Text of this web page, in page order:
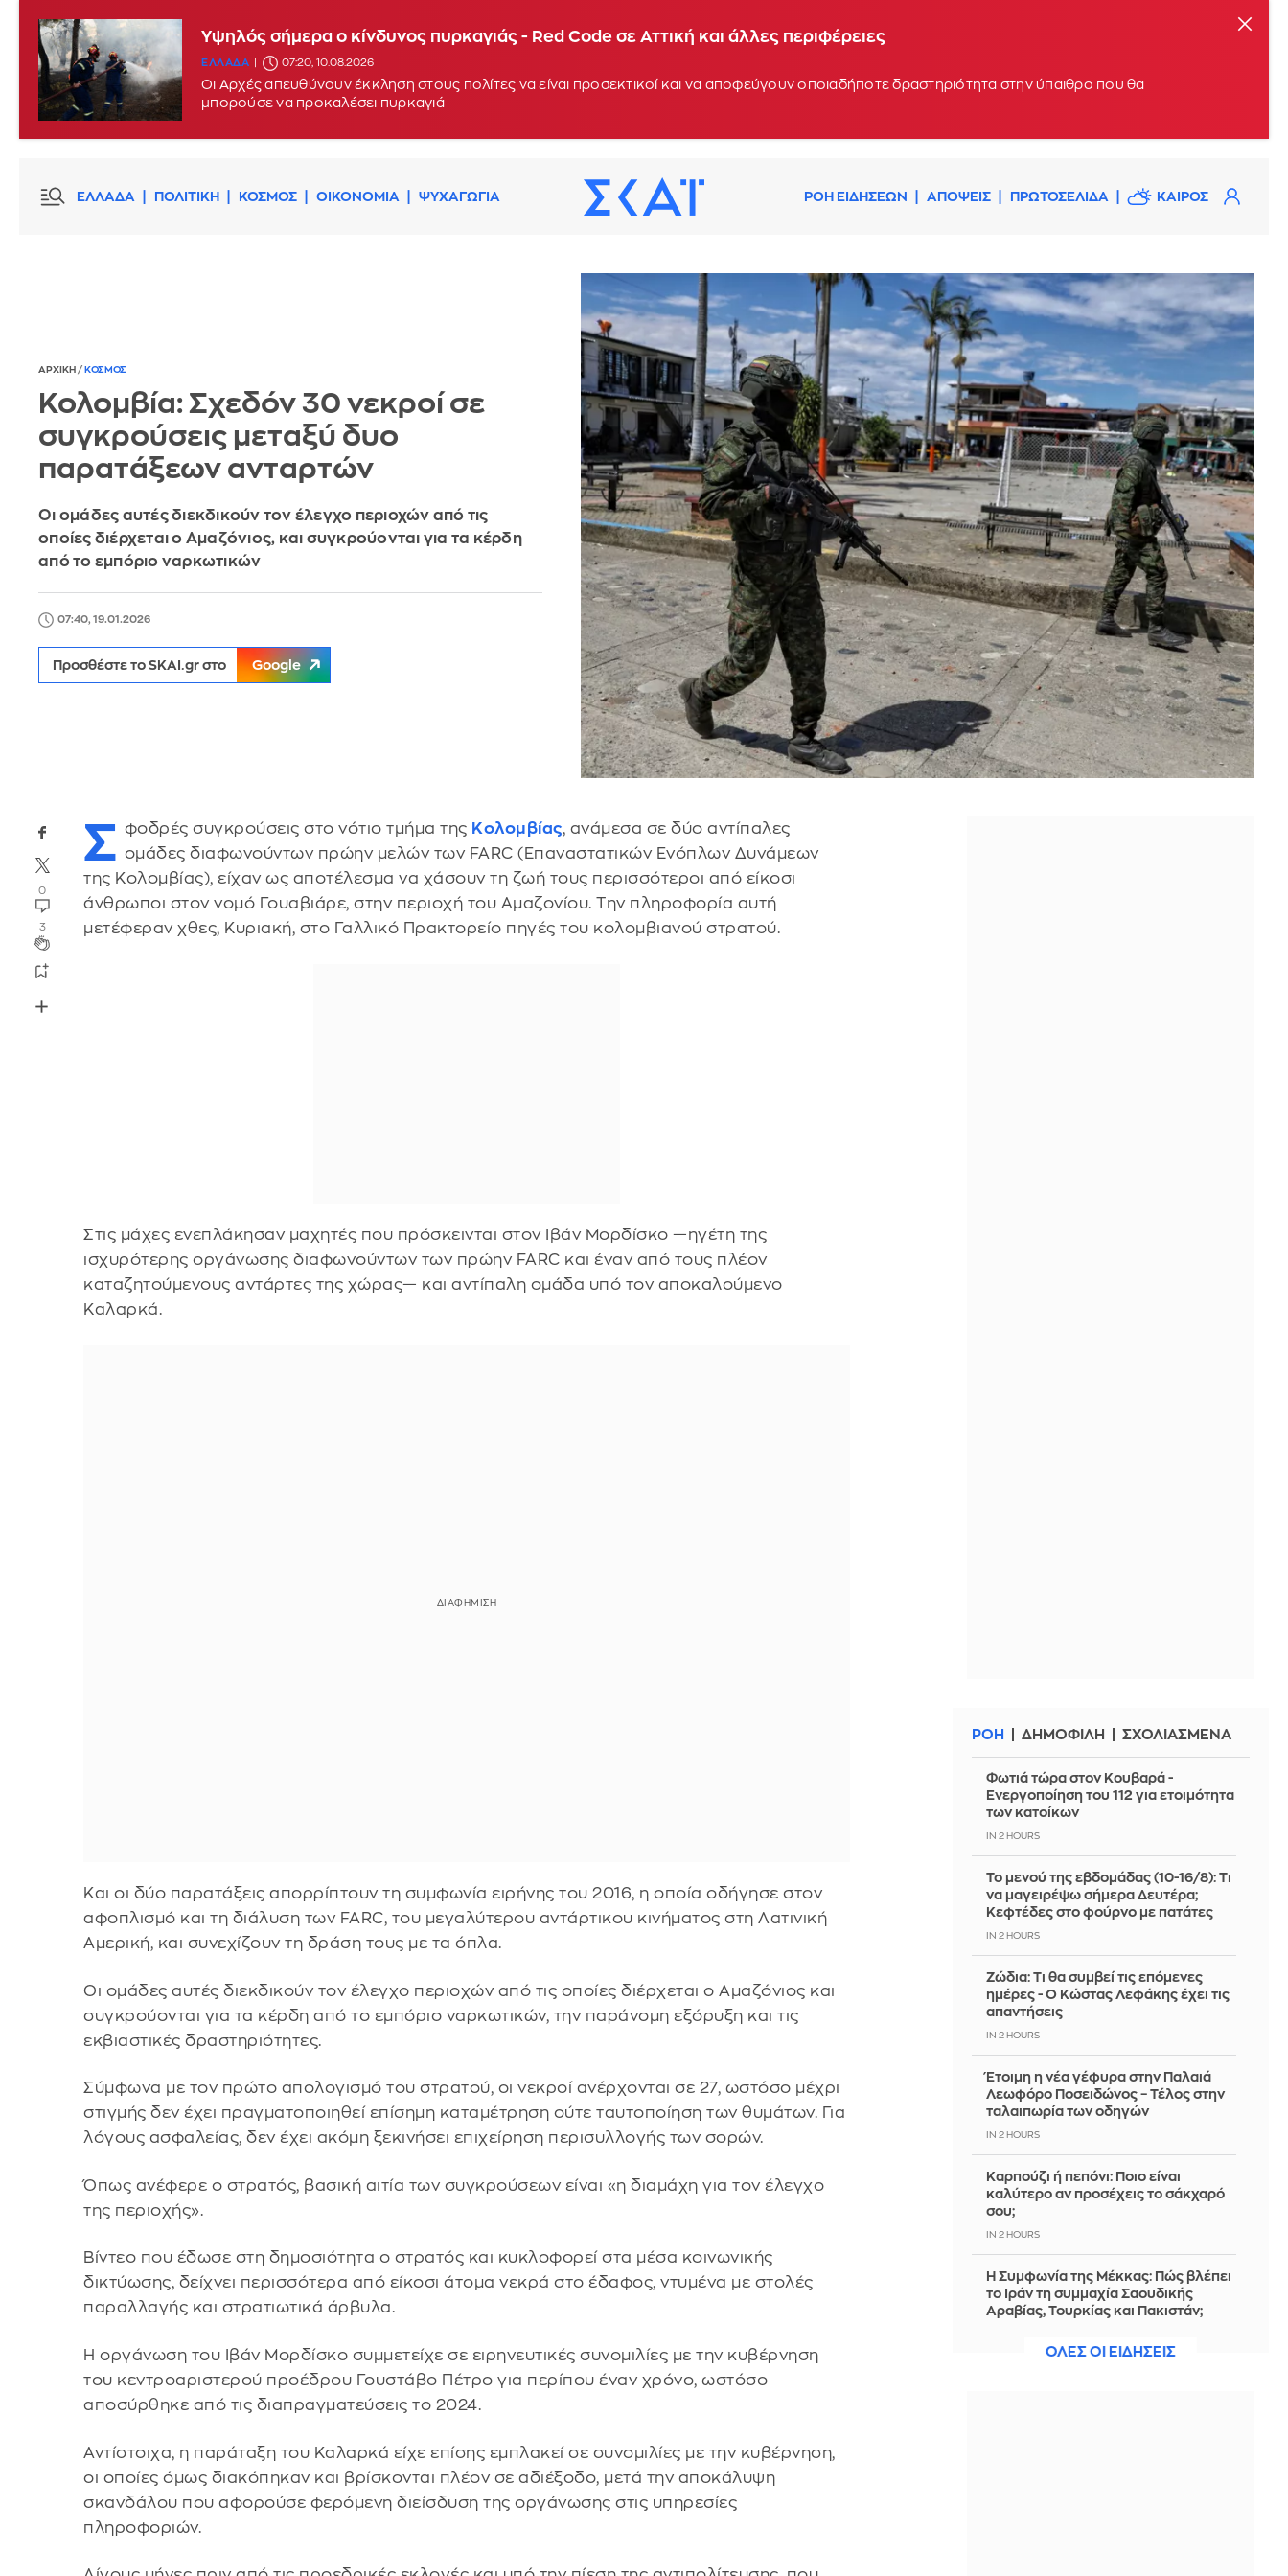
Υψηλός σήμερα ο κίνδυνος πυρκαγιάς - Red Code σε Αττική και άλλες περιφέρειες
ΕΛΛΑΔΑ 07:20, 10.08.2026
Οι Αρχές απευθύνουν έκκληση στους πολίτες να είναι προσεκτικοί και να αποφεύγουν οποιαδήποτε δραστηριότητα στην ύπαιθρο που θα
μπορούσε να προκαλέσει πυρκαγιά
ΕΛΛΑΔΑ ΠΟΛΙΤΙΚΗ ΚΟΣΜΟΣ ΟΙΚΟΝΟΜΙΑ ΨΥΧΑΓΩΓΙΑ ΡΟΗ ΕΙΔΗΣΕΩΝ ΑΠΟΨΕΙΣ ΠΡΩΤΟΣΕΛΙΔΑ ΚΑΙΡΟΣ
ΑΡΧΙΚΗ / ΚΟΣΜΟΣ
Κολομβία: Σχεδόν 30 νεκροί σε
συγκρούσεις μεταξύ δυο
παρατάξεων ανταρτών
Οι ομάδες αυτές διεκδικούν τον έλεγχο περιοχών από τις
οποίες διέρχεται ο Αμαζόνιος, και συγκρούονται για τα κέρδη
από το εμπόριο ναρκωτικών
07:40, 19.01.2026
Προσθέστε το SKAI.gr στο Google
0
3
Σ φοδρές συγκρούσεις στο νότιο τμήμα της Κολομβίας, ανάμεσα σε δύο αντίπαλες
ομάδες διαφωνούντων πρώην μελών των FARC (Επαναστατικών Ενόπλων Δυνάμεων
της Κολομβίας), είχαν ως αποτέλεσμα να χάσουν τη ζωή τους περισσότεροι από είκοσι
άνθρωποι στον νομό Γουαβιάρε, στην περιοχή του Αμαζονίου. Την πληροφορία αυτή
μετέφεραν χθες, Κυριακή, στο Γαλλικό Πρακτορείο πηγές του κολομβιανού στρατού.
Στις μάχες ενεπλάκησαν μαχητές που πρόσκεινται στον Ιβάν Μορδίσκο —ηγέτη της
ισχυρότερης οργάνωσης διαφωνούντων των πρώην FARC και έναν από τους πλέον
καταζητούμενους αντάρτες της χώρας— και αντίπαλη ομάδα υπό τον αποκαλούμενο
Καλαρκά.
Και οι δύο παρατάξεις απορρίπτουν τη συμφωνία ειρήνης του 2016, η οποία οδήγησε στον
αφοπλισμό και τη διάλυση των FARC, του μεγαλύτερου αντάρτικου κινήματος στη Λατινική
Αμερική, και συνεχίζουν τη δράση τους με τα όπλα.
Οι ομάδες αυτές διεκδικούν τον έλεγχο περιοχών από τις οποίες διέρχεται ο Αμαζόνιος και
συγκρούονται για τα κέρδη από το εμπόριο ναρκωτικών, την παράνομη εξόρυξη και τις
εκβιαστικές δραστηριότητες.
Σύμφωνα με τον πρώτο απολογισμό του στρατού, οι νεκροί ανέρχονται σε 27, ωστόσο μέχρι
στιγμής δεν έχει πραγματοποιηθεί επίσημη καταμέτρηση ούτε ταυτοποίηση των θυμάτων. Για
λόγους ασφαλείας, δεν έχει ακόμη ξεκινήσει επιχείρηση περισυλλογής των σορών.
Όπως ανέφερε ο στρατός, βασική αιτία των συγκρούσεων είναι «η διαμάχη για τον έλεγχο
της περιοχής».
Βίντεο που έδωσε στη δημοσιότητα ο στρατός και κυκλοφορεί στα μέσα κοινωνικής
δικτύωσης, δείχνει περισσότερα από είκοσι άτομα νεκρά στο έδαφος, ντυμένα με στολές
παραλλαγής και στρατιωτικά άρβυλα.
Η οργάνωση του Ιβάν Μορδίσκο συμμετείχε σε ειρηνευτικές συνομιλίες με την κυβέρνηση
του κεντροαριστερού προέδρου Γουστάβο Πέτρο για περίπου έναν χρόνο, ωστόσο
αποσύρθηκε από τις διαπραγματεύσεις το 2024.
Αντίστοιχα, η παράταξη του Καλαρκά είχε επίσης εμπλακεί σε συνομιλίες με την κυβέρνηση,
οι οποίες όμως διακόπηκαν και βρίσκονται πλέον σε αδιέξοδο, μετά την αποκάλυψη
σκανδάλου που αφορούσε φερόμενη διείσδυση της οργάνωσης στις υπηρεσίες
πληροφοριών.
ΡΟΗ ΔΗΜΟΦΙΛΗ ΣΧΟΛΙΑΣΜΕΝΑ
Φωτιά τώρα στον Κουβαρά -
Ενεργοποίηση του 112 για ετοιμότητα
των κατοίκων
IN 2 HOURS
Το μενού της εβδομάδας (10-16/8): Τι
να μαγειρέψω σήμερα Δευτέρα;
Κεφτέδες στο φούρνο με πατάτες
IN 2 HOURS
Ζώδια: Τι θα συμβεί τις επόμενες
ημέρες - Ο Κώστας Λεφάκης έχει τις
απαντήσεις
IN 2 HOURS
Έτοιμη η νέα γέφυρα στην Παλαιά
Λεωφόρο Ποσειδώνος – Τέλος στην
ταλαιπωρία των οδηγών
IN 2 HOURS
Καρπούζι ή πεπόνι: Ποιο είναι
καλύτερο αν προσέχεις το σάκχαρό
σου;
IN 2 HOURS
Η Συμφωνία της Μέκκας: Πώς βλέπει
το Ιράν τη συμμαχία Σαουδικής
Αραβίας, Τουρκίας και Πακιστάν;
ΟΛΕΣ ΟΙ ΕΙΔΗΣΕΙΣ